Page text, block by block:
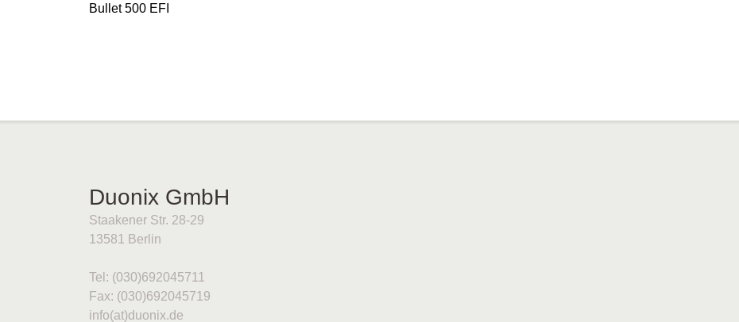
Bullet 500 EFI
Duonix GmbH
Staakener Str. 28-29
13581 Berlin
Tel: (030)692045711
Fax: (030)692045719
info(at)duonix.de